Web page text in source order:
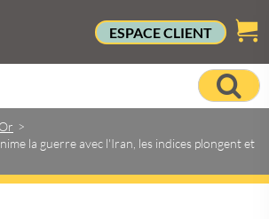
ESPACE CLIENT
>
la guerre avec l'Iran, les indices plongent et